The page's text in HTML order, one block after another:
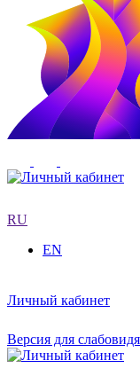
RU
EN
Личный кабинет
Версия для